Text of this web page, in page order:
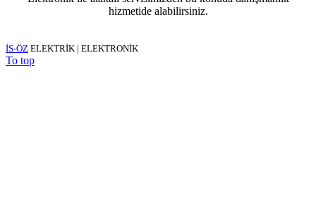
hizmetide alabilirsiniz.
İS-ÖZ ELEKTRİK | ELEKTRONİK
To top